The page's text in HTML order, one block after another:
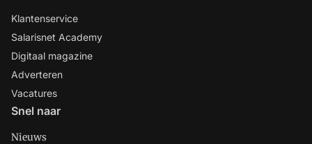
Klantenservice
Salarisnet Academy
Digitaal magazine
Adverteren
Vacatures
Snel naar
Nieuws